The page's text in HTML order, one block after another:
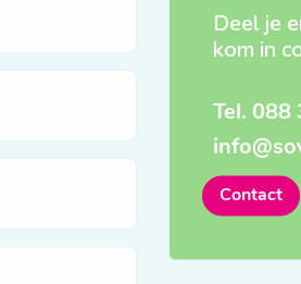
Deel je
kom in
Tel. 088
Contact